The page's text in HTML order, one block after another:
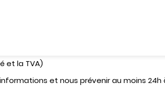
magasin centre médical,
et la TVA)
et nous prévenir au moins 24h